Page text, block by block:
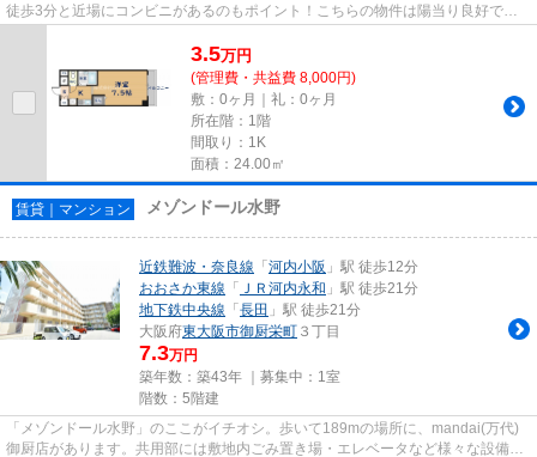
徒歩3分と近場にコンビニがあるのもポイント！こちらの物件は陽当り良好で
す！高いニーズのある、駅徒歩8...
3.5万円
(管理費・共益費 8,000円)
敷：0ヶ月｜礼：0ヶ月
所在階：1階
間取り：1K
面積：24.00㎡
賃貸｜マンション メゾンドール水野
近鉄難波・奈良線 「河内小阪 」駅 徒歩12分
おおさか東線 「 ＪＲ河内永和 」駅 徒歩21分
地下鉄中央線 「長田 」駅 徒歩21分
大阪府東大阪市御厨栄町 ３丁目
7.3万円
築年数：築43年 ｜募集中： 1室
階数：5階建
「メゾンドール水野」のここがイチオシ。歩いて189mの場所に、mandai(万代)
御厨店があります。共用部には敷地内ごみ置き場・エレベータなど様々な設備や